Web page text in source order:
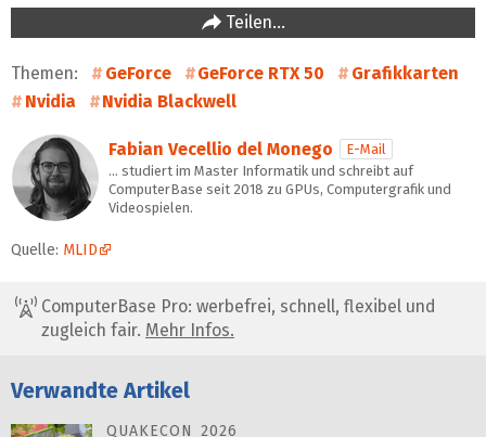
Teilen…
Themen: GeForce GeForce RTX 50
Grafikkarten
Nvidia
Nvidia Blackwell
Fabian Vecellio del Monego
E-Mail
… studiert im Master Informatik und schreibt auf
ComputerBase seit 2018 zu GPUs, Computergrafik und
Videospielen.
Quelle: MLID
ComputerBase Pro: werbefrei, schnell, flexibel und
zugleich fair. Mehr Infos.
Verwandte Artikel
QUAKECON 2026